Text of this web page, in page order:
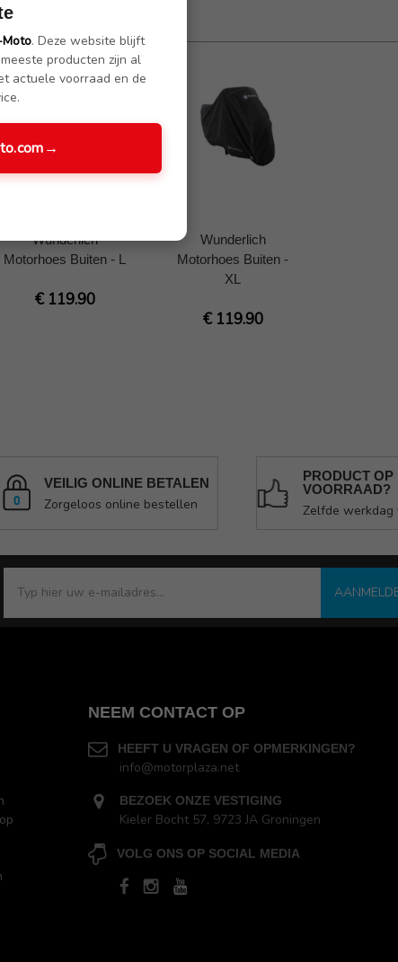
Wunderlich
Motorhoes Buiten - L
€ 119.90
Wunderlich
Motorhoes Buiten -
XL
€ 119.90
VEILIG ONLINE BETALEN
Zorgeloos online bestellen
PRODUCT OP
VOORRAAD?
Zelfde werkdag
NEEM CONTACT OP
HEEFT U VRAGEN OF OPMERKINGEN?
info@motorplaza.net
BEZOEK ONZE VESTIGING
Kieler Bocht 57, 9723 JA Groningen
VOLG ONS OP SOCIAL MEDIA
Moto. Deze website blijft
producten zijn al
actuele voorraad en de
→